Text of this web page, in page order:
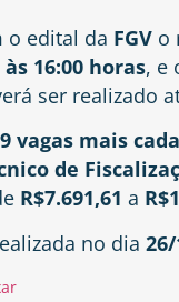
o edital da FGV o
16:00 horas, e
ser realizado
9 vagas mais
de
R$7.691,61 a
no dia